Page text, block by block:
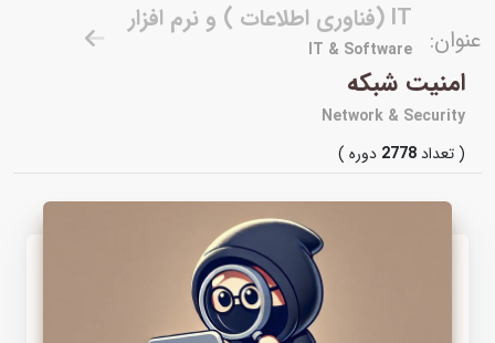
عنوان:
IT (فناوری اطلاعات ) و نرم افزار
IT & Software
امنیت شبکه
Network & Security
( تعداد2778دوره )